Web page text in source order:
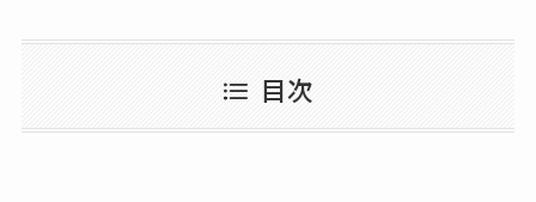
ココネシャンプー詰
てる？ドンキ・ロフ
トなど販売店や安い
目次